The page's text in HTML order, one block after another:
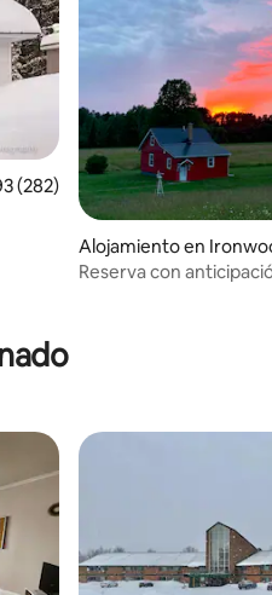
promedio: 4.93 de 5, 282
(282)
Alojamiento en
Reserva con